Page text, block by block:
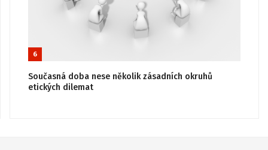
6
Současná doba nese několik zásadních okruhů
etických dilemat